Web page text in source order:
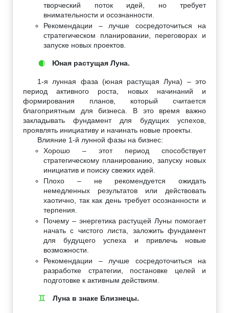
творческий поток идей, но требует
внимательности и осознанности.
Рекомендации – лучше сосредоточиться на
стратегическом планировании, переговорах и
запуске новых проектов.
🌒 Юная растущая Луна.
1-я лунная фаза (юная растущая Луна) – это
период активного роста, новых начинаний и
формирования планов, который считается
благоприятным для бизнеса. В это время важно
закладывать фундамент для будущих успехов,
проявлять инициативу и начинать новые проекты.
Влияние 1-й лунной фазы на бизнес:
Хорошо – этот период способствует
стратегическому планированию, запуску новых
инициатив и поиску свежих идей.
Плохо – не рекомендуется ожидать
немедленных результатов или действовать
хаотично, так как день требует осознанности и
терпения.
Почему – энергетика растущей Луны помогает
начать с чистого листа, заложить фундамент
для будущего успеха и привлечь новые
возможности.
Рекомендации – лучше сосредоточиться на
разработке стратегии, постановке целей и
подготовке к активным действиям.
♊ Луна в знаке Близнецы.